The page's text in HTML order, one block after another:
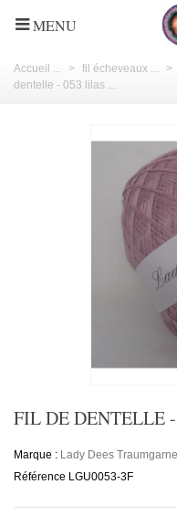
MENU
Accueil ... > fil écheveaux ... >
dentelle - 053 lilas ...
FIL DE DENTELLE
Marque : Lady Dees Traumgarne
Référence LGU0053-3F